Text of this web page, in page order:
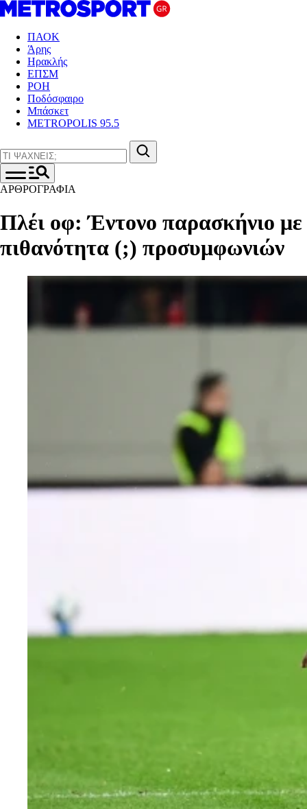
ΠΑΟΚ
Άρης
Ηρακλής
ΕΠΣΜ
ΡΟΗ
Ποδόσφαιρο
Μπάσκετ
METROPOLIS 95.5
ΑΡΘΡΟΓΡΑΦΙΑ
Πλέι οφ: Έντονο παρασκήνιο με
πιθανότητα (;) προσυμφωνιών